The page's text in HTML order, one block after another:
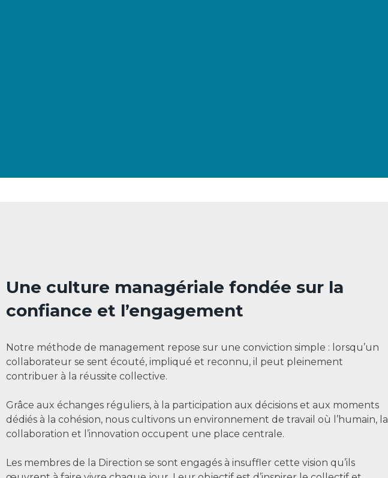
Une culture managériale fondée sur la
confiance et l’engagement
Notre méthode de management repose sur une conviction simple : lorsqu’un
collaborateur se sent écouté, impliqué et reconnu, il peut pleinement
contribuer à la réussite collective.
Grâce aux échanges réguliers, à la participation aux décisions et aux moments
dédiés à la cohésion, nous cultivons un environnement de travail où l’humain, la
collaboration et l’innovation occupent une place centrale.
Les membres de la Direction se sont engagés à insuffler cette vision qu’ils